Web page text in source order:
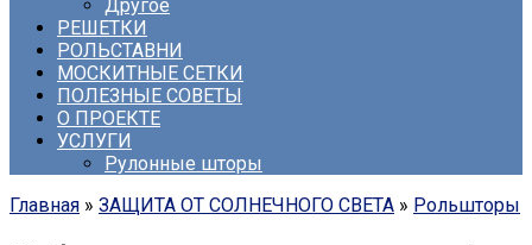
Другое
РЕШЕТКИ
РОЛЬСТАВНИ
МОСКИТНЫЕ СЕТКИ
ПОЛЕЗНЫЕ СОВЕТЫ
О ПРОЕКТЕ
УСЛУГИ
Рулонные шторы
Главная » ЗАЩИТА ОТ СОЛНЕЧНОГО СВЕТА » Рольшторы